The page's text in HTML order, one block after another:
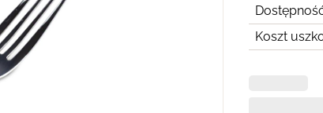
Koszt